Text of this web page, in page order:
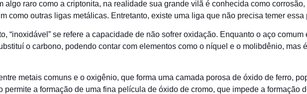
algo raro como a criptonita, na realidade sua grande vilã é conhecida como
como outras ligas metálicas. Entretanto, existe uma liga que não precisa temer
“inoxidável” se refere a capacidade de não sofrer oxidação. Enquanto o aço
o carbono, podendo contar com elementos como o níquel e o molibdênio, mas
metais comuns e o oxigênio, que forma uma camada porosa de óxido de ferro,
permite a formação de uma fina película de óxido de cromo, que impede a formação